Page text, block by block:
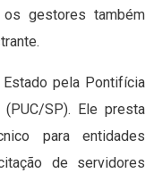
gestores também
pela Pontifícia
SP). Ele presta
para entidades
de servidores